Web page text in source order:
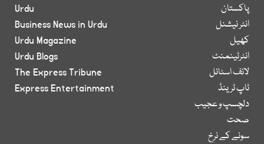
پاکستان
انٹر نیشنل
کھیل
انٹرٹینمنٹ
لائف اسٹائل
ٹاپ ٹرینڈ
دلچسپ و عجیب
صحت
سونے کے نرخ
Urdu
Business News in Urdu
Urdu Magazine
Urdu Blogs
The Express Tribune
Express Entertainment